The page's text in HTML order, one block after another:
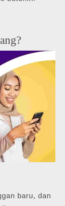
baru, dan